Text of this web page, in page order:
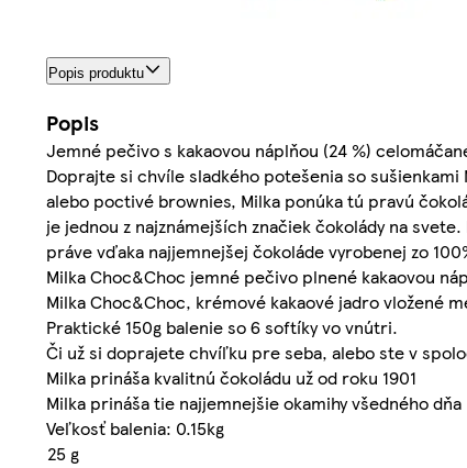
Popis produktu
Popis
Jemné pečivo s kakaovou náplňou (24 %)
Doprajte si chvíle sladkého potešenia so
alebo poctivé brownies, Milka ponúka tú pravú
je jednou z najznámejších značiek čokolády na
práve vďaka najjemnejšej čokoláde vyrobenej zo
Milka Choc&Choc jemné pečivo plnené kakaovou
Milka Choc&Choc, krémové kakaové jadro vložené
Praktické 150g balenie so 6 softíky vo vnútri.
Či už si doprajete chvíľku pre seba, alebo ste v
Milka prináša kvalitnú čokoládu už od roku 1901
Milka prináša tie najjemnejšie okamihy všedného dňa
Veľkosť balenia: 0.15kg
25 g